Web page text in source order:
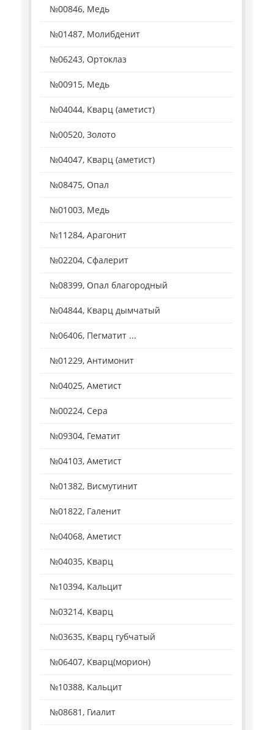
№00846, Медь
№01487, Молибденит
№06243, Ортоклаз
№00915, Медь
№04044, Кварц (аметист)
№00520, Золото
№04047, Кварц (аметист)
№08475, Опал
№01003, Медь
№11284, Арагонит
№02204, Сфалерит
№08399, Опал благородный
№04844, Кварц дымчатый
№06406, Пегматит ...
№01229, Антимонит
№04025, Аметист
№00224, Сера
№09304, Гематит
№04103, Аметист
№01382, Висмутинит
№01822, Галенит
№04068, Аметист
№04035, Кварц
№10394, Кальцит
№03214, Кварц
№03635, Кварц губчатый
№06407, Кварц(морион)
№10388, Кальцит
№08681, Гиалит